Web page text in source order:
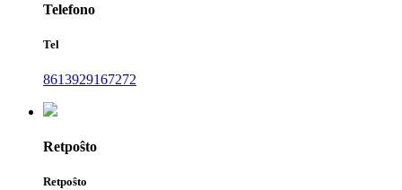
Telefono
Tel
8613929167272
Retpoŝto
Retpoŝto